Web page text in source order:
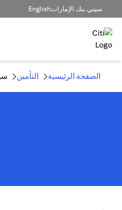
سيتي بنك الإماراتEnglish
الصفحة الرئيسية التأمين